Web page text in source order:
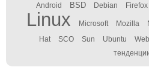
Android BSD Debian Firefox
Linux Microsoft Mozilla
Hat SCO Sun Ubuntu Web